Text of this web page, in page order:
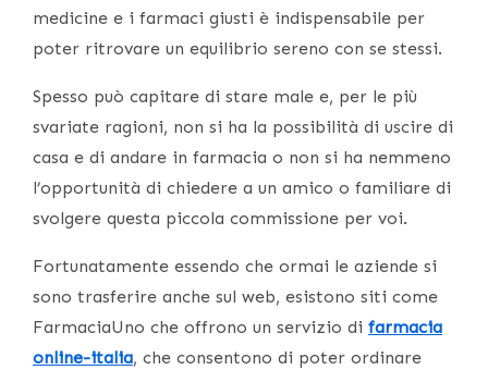
medicine e i farmaci giusti è indispensabile per
poter ritrovare un equilibrio sereno con se stessi.
Spesso può capitare di stare male e, per le più
svariate ragioni, non si ha la possibilità di uscire di
casa e di andare in farmacia o non si ha nemmeno
l’opportunità di chiedere a un amico o familiare di
svolgere questa piccola commissione per voi.
Fortunatamente essendo che ormai le aziende si
sono trasferire anche sul web, esistono siti come
FarmaciaUno che offrono un servizio di farmacia
online-italia, che consentono di poter ordinare